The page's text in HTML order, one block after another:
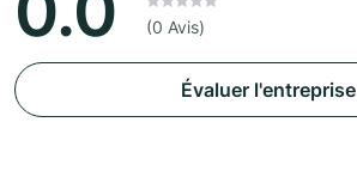
(0 Avis)
Évaluer l'entreprise